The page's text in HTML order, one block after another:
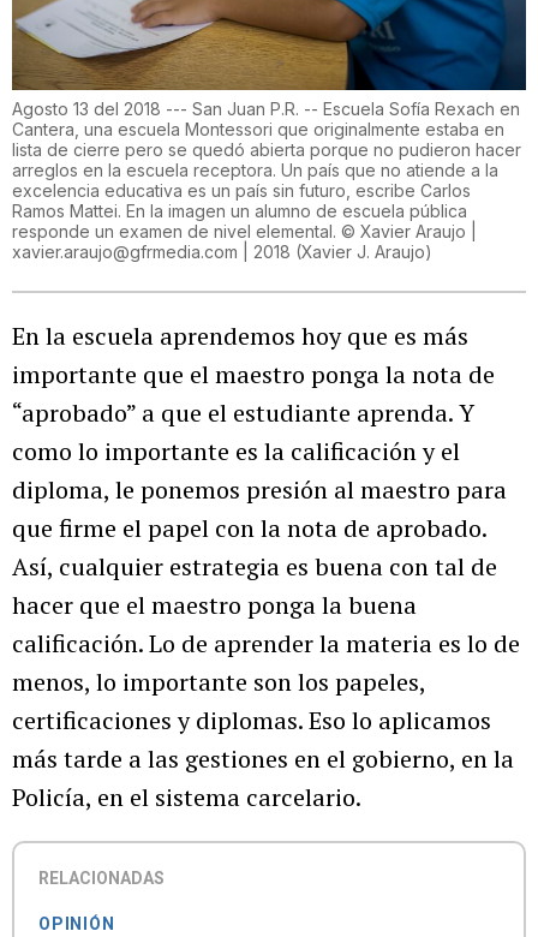
Agosto 13 del 2018 --- San Juan P.R. -- Escuela Sofía Rexach en
Cantera, una escuela Montessori que originalmente estaba en
lista de cierre pero se quedó abierta porque no pudieron hacer
arreglos en la escuela receptora. Un país que no atiende a la
excelencia educativa es un país sin futuro, escribe Carlos
Ramos Mattei. En la imagen un alumno de escuela pública
responde un examen de nivel elemental. © Xavier Araujo |
xavier.araujo@gfrmedia.com | 2018 (Xavier J. Araujo)
En la escuela aprendemos hoy que es más
importante que el maestro ponga la nota de
“aprobado” a que el estudiante aprenda. Y
como lo importante es la calificación y el
diploma, le ponemos presión al maestro para
que firme el papel con la nota de aprobado.
Así, cualquier estrategia es buena con tal de
hacer que el maestro ponga la buena
calificación. Lo de aprender la materia es lo de
menos, lo importante son los papeles,
certificaciones y diplomas. Eso lo aplicamos
más tarde a las gestiones en el gobierno, en la
Policía, en el sistema carcelario.
RELACIONADAS
OPINIÓN